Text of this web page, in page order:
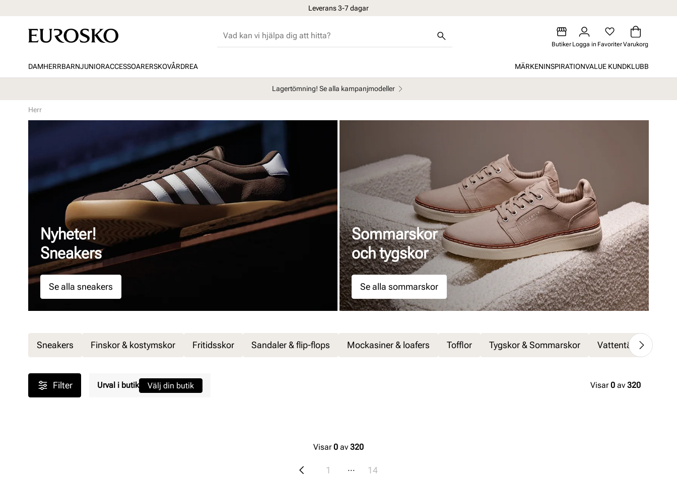
Leverans 3-7 dagar
Butiker Logga in FavoriterVarukorg
DAMHERRBARNJUNIORACCESSOARERSKOVÅRDREA MÄRKENINSPIRATIONVALUE KUNDKLUBB
Lagertömning! Se alla kampanjmodeller
Herr
Nyheter!
Sneakers
Se alla sneakers
Sommarskor
och tygskor
Se alla sommarskor
Sneakers Finskor & kostymskor Fritidsskor Sandaler & flip-flops Mockasiner & loafers Tofflor Tygskor & Sommarskor Vattentäta &
Filter Urval i butik Välj din butik Visar0 av 320
Visar0 av 320
1 ... 14